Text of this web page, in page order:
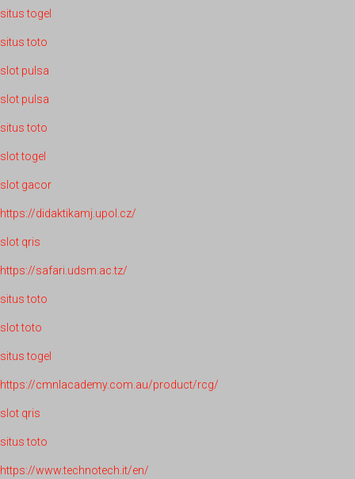
situs togel
situs toto
slot pulsa
slot pulsa
situs toto
slot togel
slot gacor
https://didaktikamj.upol.cz/
slot qris
https://safari.udsm.ac.tz/
situs toto
slot toto
situs togel
https://cmnlacademy.com.au/product/rcg/
slot qris
situs toto
https://www.technotech.it/en/